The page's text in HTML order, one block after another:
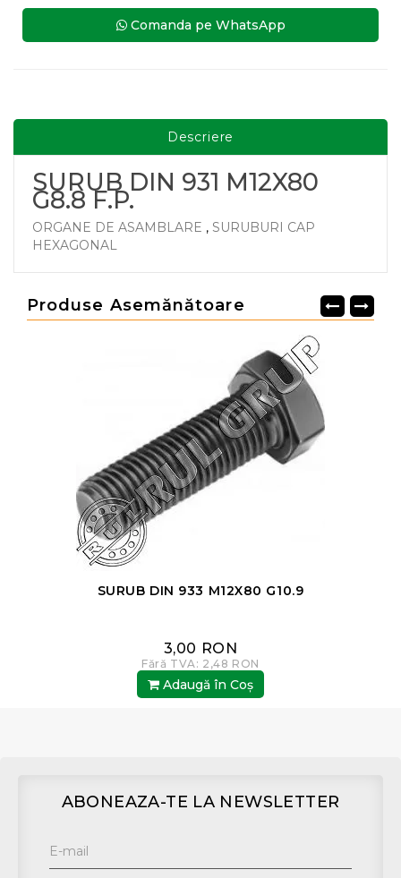
Comanda pe WhatsApp
Descriere
SURUB DIN 931 M12X80
G8.8 F.P.
ORGANE DE ASAMBLARE , SURUBURI CAP
HEXAGONAL
Produse Asemănătoare
SURUB DIN 933 M12X80 G10.9
3,00 RON
Fără TVA: 2,48 RON
Adaugă în Coş
ABONEAZA-TE LA NEWSLETTER